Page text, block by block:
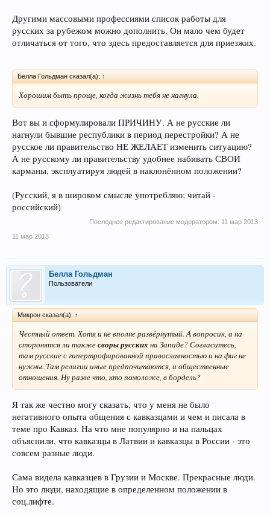
Другими массовыми профессиями список работы для
русских за рубежом можно дополнить. Он мало чем будет
отличаться от того, что здесь предоставляется для приезжих.
Белла Гольдман сказал(а): ↑
Хорошим быть проще, когда жизнь тебя не нагнула.
Вот вы и сформулировали ПРИЧИНУ. А не русские ли
нагнули бывшие республики в период перестройки? А не
русское ли правительство НЕ ЖЕЛАЕТ изменить ситуацию?
А не русскому ли правительству удобнее набивать СВОИ
карманы, эксплуатируя людей в наклонённом положении?
(Русский, я в широком смысле употребляю; читай -
российский)
Последнее редактирование модератором: 11 мар 2013
11 мар 2013
Белла Гольдман
Пользователи
Микрон сказал(а): ↑
Честный ответ. Хотя и не вполне развёрнутый. А вопросик, а на
сторонятся ли такжесворы русских на Западе? Согласитесь,
там русские с гипертрофированной православностью и на фиг не
нужны. Там религии иные предпочитаются, и общественные
отношения. Ну разве что, кто помоложе, в бордель?
Я так же честно могу сказать, что у меня не было
негативного опыта общения с кавказцами и чем и писала в
теме про Кавказ. На что мне популярно и на пальцах
объяснили, что кавказцы в Латвии и кавказцы в России - это
совсем разные люди.
Сама видела кавказцев в Грузии и Москве. Прекрасные люди.
Но это люди, находящие в определенном положении в
соц.лифте.